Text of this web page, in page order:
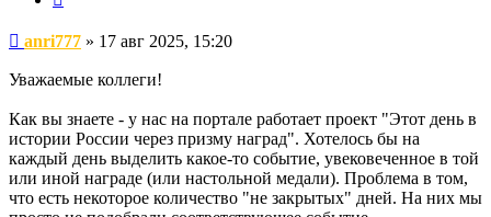
Сообщение
anri777 » 17 авг 2025, 15:20
Уважаемые коллеги!
Как вы знаете - у нас на портале работает проект "Этот день в
истории России через призму наград". Хотелось бы на
каждый день выделить какое-то событие, увековеченное в той
или иной награде (или настольной медали). Проблема в том,
что есть некоторое количество "не закрытых" дней. На них мы